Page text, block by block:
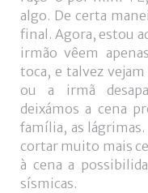
algo. De certa
final. Agora, estou
irmão vêem
toca, e talvez
ou a irmã
deixámos a cena
família, as
cortar muito mais
à cena a
sísmicas.